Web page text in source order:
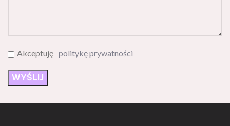
Akceptuję politykę prywatności